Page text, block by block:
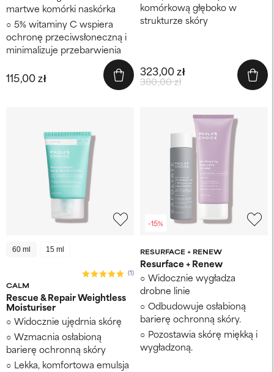
martwe komórki naskórka
5% witaminy C wspiera
ochronę przeciwsłoneczną i
minimalizuje przebarwienia
115,00 zł
komórkową głęboko w
strukturze skóry
380,00 zł
323,00 zł
60 ml 15 ml
CALM
(1)
Rescue & Repair Weightless
Moisturiser
Widocznie ujędrnia skórę
Wzmacnia osłabioną
barierę ochronną skóry
Lekka, komfortowa emulsja
-15%
RESURFACE + RENEW
Resurface + Renew
Widocznie wygładza
drobne linie
Odbudowuje osłabioną
barierę ochronną skóry.
Pozostawia skórę miękką i
wygładzoną.